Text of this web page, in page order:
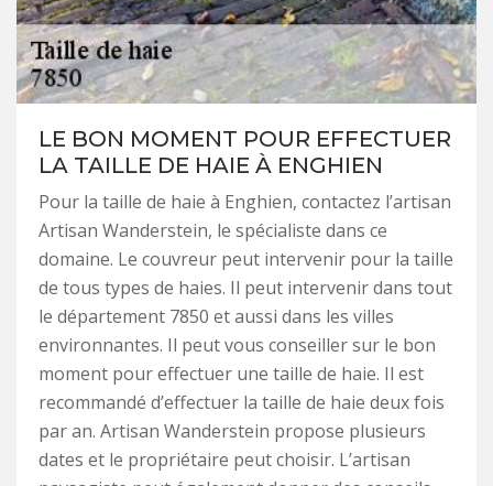
LE BON MOMENT POUR EFFECTUER
LA TAILLE DE HAIE À ENGHIEN
Pour la taille de haie à Enghien, contactez l’artisan
Artisan Wanderstein, le spécialiste dans ce
domaine. Le couvreur peut intervenir pour la taille
de tous types de haies. Il peut intervenir dans tout
le département 7850 et aussi dans les villes
environnantes. Il peut vous conseiller sur le bon
moment pour effectuer une taille de haie. Il est
recommandé d’effectuer la taille de haie deux fois
par an. Artisan Wanderstein propose plusieurs
dates et le propriétaire peut choisir. L’artisan